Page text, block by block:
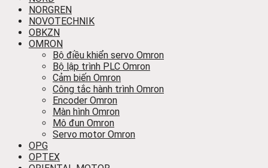
NORGREN
NOVOTECHNIK
OBKZN
OMRON
Bộ điều khiển servo Omron
Bộ lập trình PLC Omron
Cảm biến Omron
Công tắc hành trình Omron
Encoder Omron
Màn hình Omron
Mô đun Omron
Servo motor Omron
OPG
OPTEX